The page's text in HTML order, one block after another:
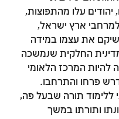
עלו מהתפוצות,
ארץ ישראל,
שיקם את עצמו במידה
החלקית שנמשכה
המרכז הלאומי
פרחו והתרחבו.
ללימוד תורה שבעל פה,
ותורתו במשך